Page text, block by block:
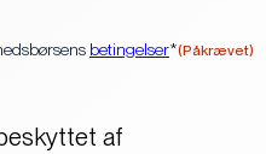
betingelser*(Påkrævet)
af